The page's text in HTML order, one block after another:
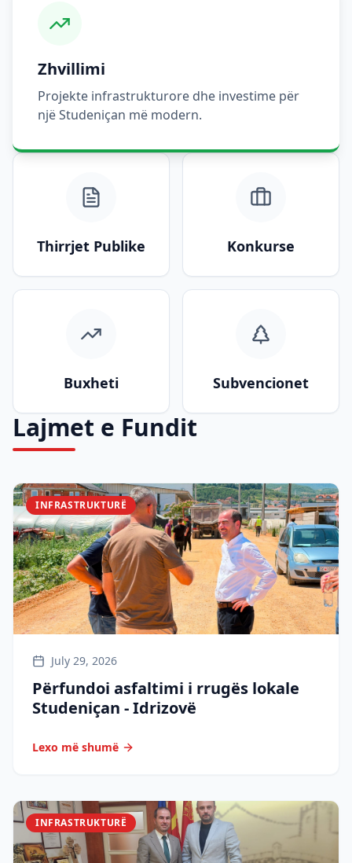
Zhvillimi
Projekte infrastrukturore dhe investime për
një Studeniçan më modern.
Thirrjet Publike Konkurse
Buxheti Subvencionet
Lajmet e Fundit
INFRASTRUKTURË
July 29, 2026
Përfundoi asfaltimi i rrugës lokale
Studeniçan - Idrizovë
Lexo më shumë
INFRASTRUKTURË